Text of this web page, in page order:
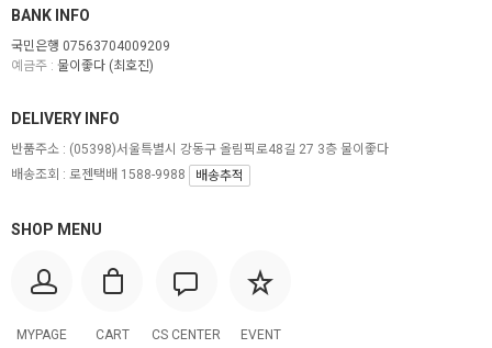
BANK INFO
국민은행 07563704009209
예금주 : 물이좋다 (최호진)
SHOP MENU
MYPAGE CART CS CENTER EVENT
DELIVERY INFO
반품주소 : (05398)서울특별시 강동구 올림픽로48길 27 3층 물이좋다
배송조회 : 로젠택배 1588-9988
배송추적